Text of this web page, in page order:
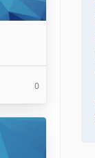
0